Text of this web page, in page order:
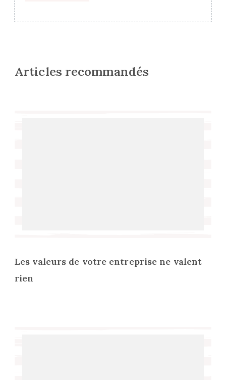
Articles recommandés
Les valeurs de votre entreprise ne valent
rien